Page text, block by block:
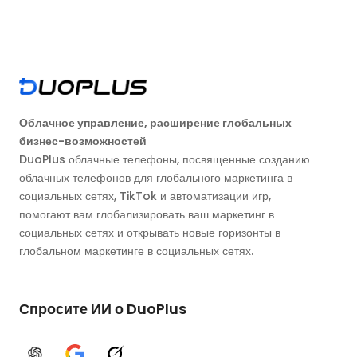
Облачное управление, расширение глобальных
бизнес-возможностей
DuoPlus облачные телефоны, посвященные созданию
облачных телефонов для глобального маркетинга в
социальных сетях, TikTok и автоматизации игр,
помогают вам глобализировать ваш маркетинг в
социальных сетях и открывать новые горизонты в
глобальном маркетинге в социальных сетях.
Спросите ИИ о DuoPlus